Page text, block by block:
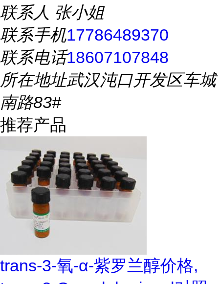
联系人 张小姐
联系手机17786489370
联系电话18607107848
所在地址武汉沌口开发区车城
南路83#
推荐产品
trans-3-氧-α-紫罗兰醇价格,